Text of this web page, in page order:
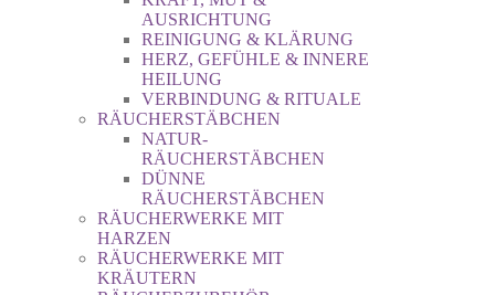
AUSRICHTUNG
REINIGUNG & KLÄRUNG
HERZ, GEFÜHLE & INNERE
HEILUNG
VERBINDUNG & RITUALE
RÄUCHERSTÄBCHEN
NATUR-
RÄUCHERSTÄBCHEN
DÜNNE
RÄUCHERSTÄBCHEN
RÄUCHERWERKE MIT
HARZEN
RÄUCHERWERKE MIT
KRÄUTERN